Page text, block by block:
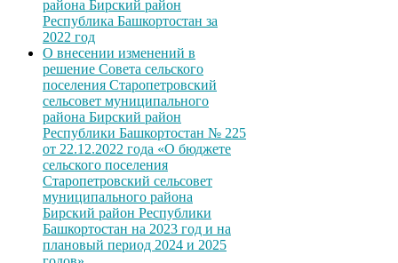
района Бирский район
Республика Башкортостан за
2022 год
О внесении изменений в
решение Совета сельского
поселения Старопетровский
сельсовет муниципального
района Бирский район
Республики Башкортостан № 225
от 22.12.2022 года «О бюджете
сельского поселения
Старопетровский сельсовет
муниципального района
Бирский район Республики
Башкортостан на 2023 год и на
плановый период 2024 и 2025